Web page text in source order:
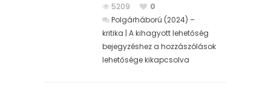
5209
0
Polgárháború (2024) –
kritika | A kihagyott lehetőség
bejegyzéshez a hozzászólások
lehetősége kikapcsolva